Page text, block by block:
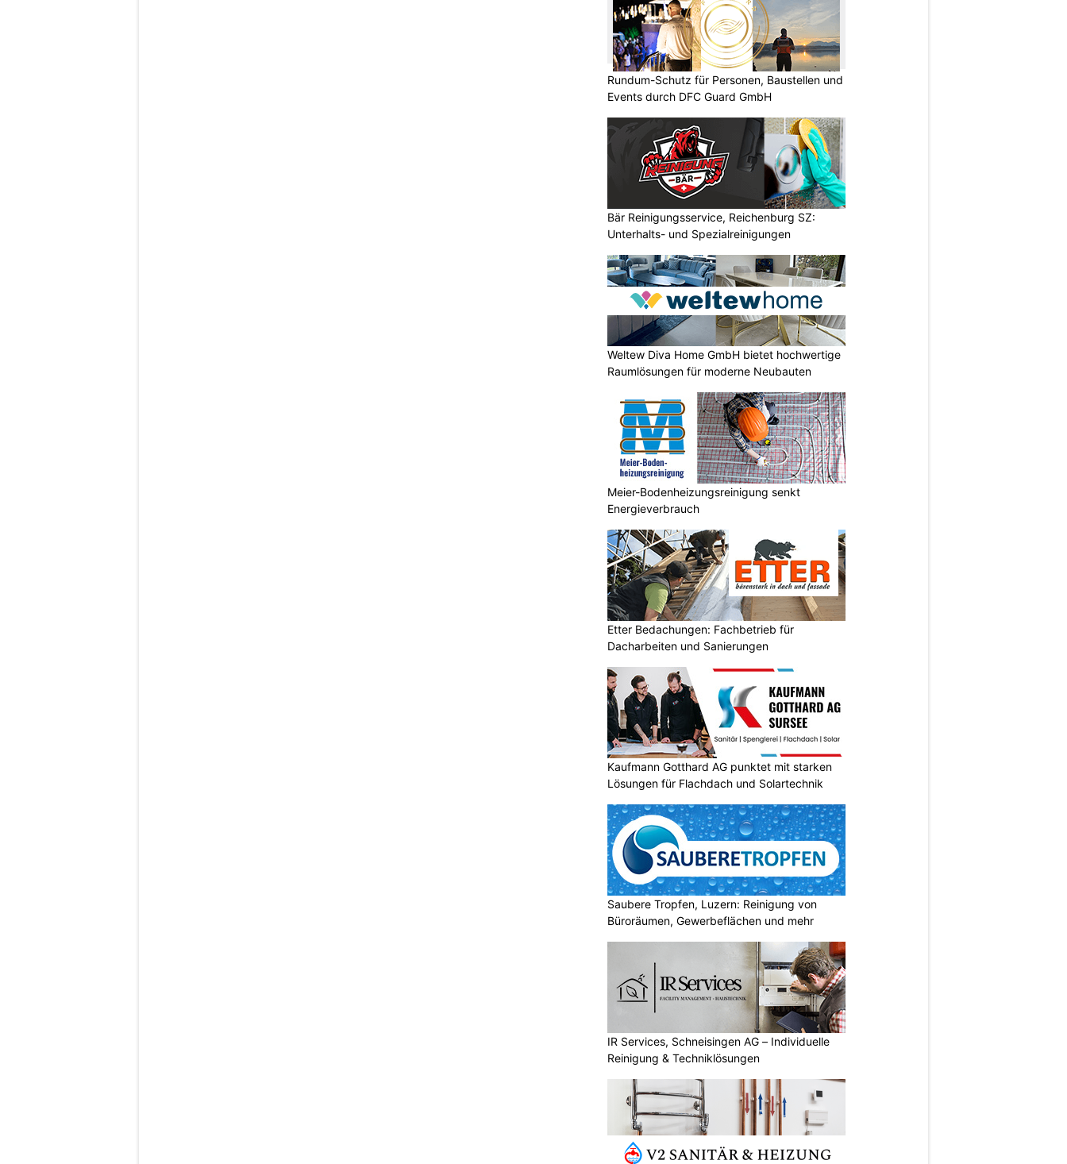
Rundum-Schutz für Personen, Baustellen und
Events durch DFC Guard GmbH
Bär Reinigungsservice, Reichenburg SZ:
Unterhalts- und Spezialreinigungen
Weltew Diva Home GmbH bietet hochwertige
Raumlösungen für moderne Neubauten
Meier-Bodenheizungsreinigung senkt
Energieverbrauch
Etter Bedachungen: Fachbetrieb für
Dacharbeiten und Sanierungen
Kaufmann Gotthard AG punktet mit starken
Lösungen für Flachdach und Solartechnik
Saubere Tropfen, Luzern: Reinigung von
Büroräumen, Gewerbeflächen und mehr
IR Services, Schneisingen AG – Individuelle
Reinigung & Techniklösungen